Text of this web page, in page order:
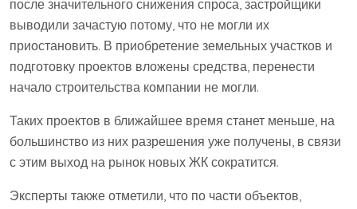
после значительного снижения спроса, застройщики
выводили зачастую потому, что не могли их
приостановить. В приобретение земельных участков и
подготовку проектов вложены средства, перенести
начало строительства компании не могли.
Таких проектов в ближайшее время станет меньше, на
большинство из них разрешения уже получены, в связи
с этим выход на рынок новых ЖК сократится.
Эксперты также отметили, что по части объектов,